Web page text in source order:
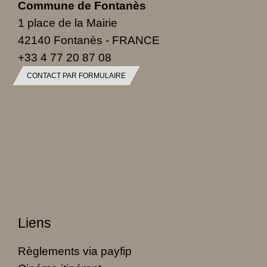
Commune de Fontanès
1 place de la Mairie
42140 Fontanès - FRANCE
+33 4 77 20 87 08
CONTACT PAR FORMULAIRE
Liens
Règlements via payfip